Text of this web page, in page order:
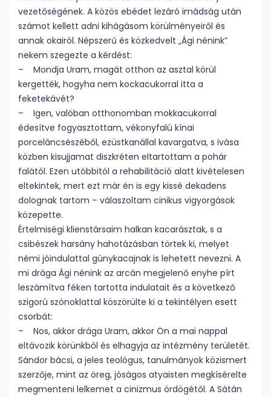
vezetőségének. A közös ebédet lezáró imádság után
számot kellett adni kihágásom körülményeiről és
annak okairól. Népszerű és közkedvelt „Ági nénink”
nekem szegezte a kérdést:
– Mondja Uram, magát otthon az asztal körül
kergették, hogyha nem kockacukorral itta a
feketekávét?
– Igen, valóban otthonomban mokkacukorral
édesítve fogyasztottam, vékonyfalú kínai
porceláncsészéből, ezüstkanállal kavargatva, s ivása
közben kisujjamat diszkréten eltartottam a pohár
falától. Ezen utóbbitól a rehabilitáció alatt kivételesen
eltekintek, mert ezt már én is egy kissé dekadens
dolognak tartom – válaszoltam cinikus vigyorgások
közepette.
Értelmiségi klienstársaim halkan kacarásztak, s a
csibészek harsány hahotázásban törtek ki, melyet
némi jóindulattal gúnykacajnak is lehetett nevezni. A
mi drága Ági nénink az arcán megjelenő enyhe pírt
leszámítva féken tartotta indulatait és a következő
szigorú szónoklattal köszörülte ki a tekintélyen esett
csorbát:
– Nos, akkor drága Uram, akkor Ön a mai nappal
eltávozik körünkből és elhagyja az intézmény területét.
Sándor bácsi, a jeles teológus, tanulmányok közismert
szerzője, mint az öreg, jóságos atyaisten megkísérelte
megmenteni lelkemet a cinizmus ördögétől. A Sátán